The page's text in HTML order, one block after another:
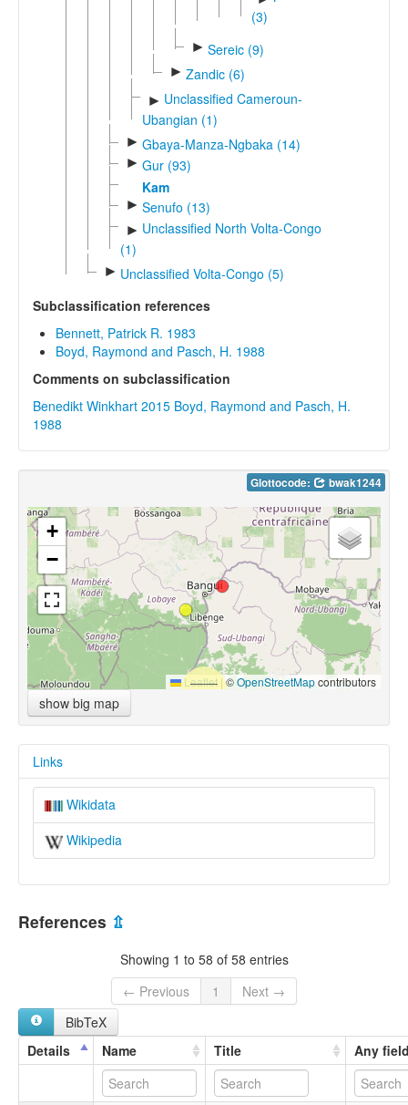
(3)
► Sereic (9)
► Zandic (6)
► Unclassified Cameroun-
Ubangian (1)
► Gbaya-Manza-Ngbaka (14)
► Gur (93)
Kam
► Senufo (13)
► Unclassified North Volta-Congo
(1)
► Unclassified Volta-Congo (5)
Subclassification references
Bennett, Patrick R. 1983
Boyd, Raymond and Pasch, H. 1988
Comments on subclassification
Benedikt Winkhart 2015 Boyd, Raymond and Pasch, H.
1988
Glottocode: bwak1244
+
−
Leaflet |©OpenStreetMapcontributors
show big map
Links
Wikidata
Wikipedia
References ⇫
Showing 1 to 58 of 58 entries
← Previous
1
Next →
BibTeX
Details
Name Title Any